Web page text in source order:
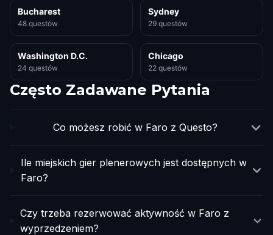
Bucharest
48 questów
Sydney
29 questów
Washington D.C.
24 questów
Chicago
22 questów
Często Zadawane Pytania
Co możesz robić w Faro z Questo?
Ile miejskich gier plenerowych jest dostępnych w
Faro?
Czy trzeba rezerwować aktywność w Faro z
wyprzedzeniem?